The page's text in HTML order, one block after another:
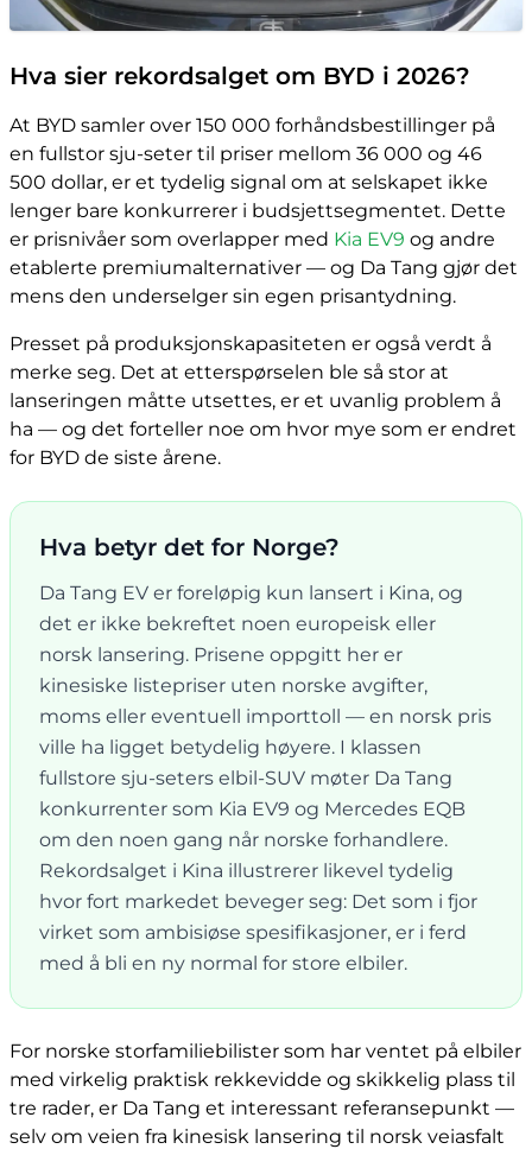
Hva sier rekordsalget om BYD i 2026?
At BYD samler over 150 000 forhåndsbestillinger på
en fullstor sju-seter til priser mellom 36 000 og 46
500 dollar, er et tydelig signal om at selskapet ikke
lenger bare konkurrerer i budsjettsegmentet. Dette
er prisnivåer som overlapper med Kia EV9 og andre
etablerte premiumalternativer — og Da Tang gjør det
mens den underselger sin egen prisantydning.
Presset på produksjonskapasiteten er også verdt å
merke seg. Det at etterspørselen ble så stor at
lanseringen måtte utsettes, er et uvanlig problem å
ha — og det forteller noe om hvor mye som er endret
for BYD de siste årene.
Hva betyr det for Norge?
Da Tang EV er foreløpig kun lansert i Kina, og
det er ikke bekreftet noen europeisk eller
norsk lansering. Prisene oppgitt her er
kinesiske listepriser uten norske avgifter,
moms eller eventuell importtoll — en norsk pris
ville ha ligget betydelig høyere. I klassen
fullstore sju-seters elbil-SUV møter Da Tang
konkurrenter som Kia EV9 og Mercedes EQB
om den noen gang når norske forhandlere.
Rekordsalget i Kina illustrerer likevel tydelig
hvor fort markedet beveger seg: Det som i fjor
virket som ambisiøse spesifikasjoner, er i ferd
med å bli en ny normal for store elbiler.
For norske storfamiliebilister som har ventet på elbiler
med virkelig praktisk rekkevidde og skikkelig plass til
tre rader, er Da Tang et interessant referansepunkt —
selv om veien fra kinesisk lansering til norsk veiasfalt